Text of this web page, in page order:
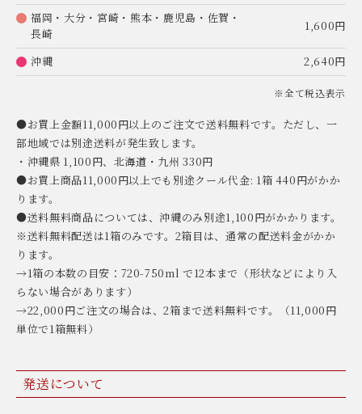
福岡・大分・宮崎・熊本・鹿児島・佐賀・
長崎
1,600円
沖縄 2,640円
※全て税込表示
●お買上金額11,000円以上のご注文で送料無料です。ただし、一
部地域では別途送料が発生致します。
・沖縄県 1,100円、北海道・九州 330円
●お買上商品11,000円以上でも別途クール代金: 1箱 440円がかか
ります。
●送料無料商品については、沖縄のみ別途1,100円がかかります。
※送料無料配送は1箱のみです。2箱目は、通常の配送料金がかか
ります。
→1箱の本数の目安：720-750ml で12本まで（形状などにより入
らない場合があります）
→22,000円ご注文の場合は、2箱まで送料無料です。（11,000円
単位で1箱無料）
発送について